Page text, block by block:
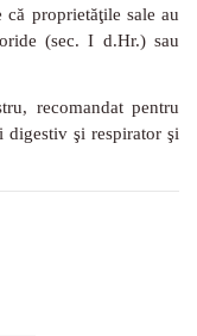
proprietăţile sale au
(sec. I d.Hr.) sau
recomandat pentru
digestiv şi respirator şi